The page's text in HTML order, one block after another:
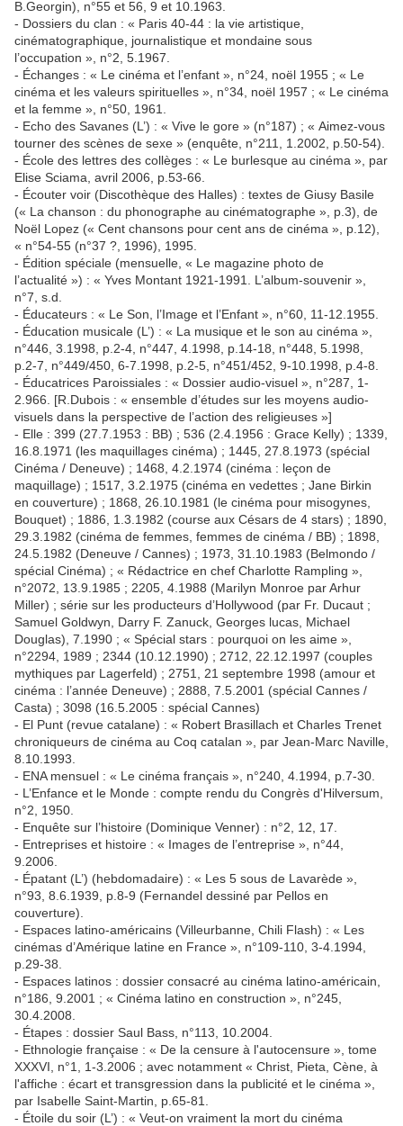
B.Georgin), n°55 et 56, 9 et 10.1963.
- Dossiers du clan : « Paris 40-44 : la vie artistique,
cinématographique, journalistique et mondaine sous
l’occupation », n°2, 5.1967.
- Échanges : « Le cinéma et l’enfant », n°24, noël 1955 ; « Le
cinéma et les valeurs spirituelles », n°34, noël 1957 ; « Le cinéma
et la femme », n°50, 1961.
- Echo des Savanes (L’) : « Vive le gore » (n°187) ; « Aimez-vous
tourner des scènes de sexe » (enquête, n°211, 1.2002, p.50-54).
- École des lettres des collèges : « Le burlesque au cinéma », par
Elise Sciama, avril 2006, p.53-66.
- Écouter voir (Discothèque des Halles) : textes de Giusy Basile
(« La chanson : du phonographe au cinématographe », p.3), de
Noël Lopez (« Cent chansons pour cent ans de cinéma », p.12),
« n°54-55 (n°37 ?, 1996), 1995.
- Édition spéciale (mensuelle, « Le magazine photo de
l’actualité ») : « Yves Montant 1921-1991. L’album-souvenir »,
n°7, s.d.
- Éducateurs : « Le Son, l’Image et l’Enfant », n°60, 11-12.1955.
- Éducation musicale (L’) : « La musique et le son au cinéma »,
n°446, 3.1998, p.2-4, n°447, 4.1998, p.14-18, n°448, 5.1998,
p.2-7, n°449/450, 6-7.1998, p.2-5, n°451/452, 9-10.1998, p.4-8.
- Éducatrices Paroissiales : « Dossier audio-visuel », n°287, 1-
2.966. [R.Dubois : « ensemble d’études sur les moyens audio-
visuels dans la perspective de l’action des religieuses »]
- Elle : 399 (27.7.1953 : BB) ; 536 (2.4.1956 : Grace Kelly) ; 1339,
16.8.1971 (les maquillages cinéma) ; 1445, 27.8.1973 (spécial
Cinéma / Deneuve) ; 1468, 4.2.1974 (cinéma : leçon de
maquillage) ; 1517, 3.2.1975 (cinéma en vedettes ; Jane Birkin
en couverture) ; 1868, 26.10.1981 (le cinéma pour misogynes,
Bouquet) ; 1886, 1.3.1982 (course aux Césars de 4 stars) ; 1890,
29.3.1982 (cinéma de femmes, femmes de cinéma / BB) ; 1898,
24.5.1982 (Deneuve / Cannes) ; 1973, 31.10.1983 (Belmondo /
spécial Cinéma) ; « Rédactrice en chef Charlotte Rampling »,
n°2072, 13.9.1985 ; 2205, 4.1988 (Marilyn Monroe par Arhur
Miller) ; série sur les producteurs d’Hollywood (par Fr. Ducaut ;
Samuel Goldwyn, Darry F. Zanuck, Georges lucas, Michael
Douglas), 7.1990 ; « Spécial stars : pourquoi on les aime »,
n°2294, 1989 ; 2344 (10.12.1990) ; 2712, 22.12.1997 (couples
mythiques par Lagerfeld) ; 2751, 21 septembre 1998 (amour et
cinéma : l’année Deneuve) ; 2888, 7.5.2001 (spécial Cannes /
Casta) ; 3098 (16.5.2005 : spécial Cannes)
- El Punt (revue catalane) : « Robert Brasillach et Charles Trenet
chroniqueurs de cinéma au Coq catalan », par Jean-Marc Naville,
8.10.1993.
- ENA mensuel : « Le cinéma français », n°240, 4.1994, p.7-30.
- L’Enfance et le Monde : compte rendu du Congrès d'Hilversum,
n°2, 1950.
- Enquête sur l’histoire (Dominique Venner) : n°2, 12, 17.
- Entreprises et histoire : « Images de l’entreprise », n°44,
9.2006.
- Épatant (L’) (hebdomadaire) : « Les 5 sous de Lavarède »,
n°93, 8.6.1939, p.8-9 (Fernandel dessiné par Pellos en
couverture).
- Espaces latino-américains (Villeurbanne, Chili Flash) : « Les
cinémas d’Amérique latine en France », n°109-110, 3-4.1994,
p.29-38.
- Espaces latinos : dossier consacré au cinéma latino-américain,
n°186, 9.2001 ; « Cinéma latino en construction », n°245,
30.4.2008.
- Étapes : dossier Saul Bass, n°113, 10.2004.
- Ethnologie française : « De la censure à l'autocensure », tome
XXXVI, n°1, 1-3.2006 ; avec notamment « Christ, Pieta, Cène, à
l'affiche : écart et transgression dans la publicité et le cinéma »,
par Isabelle Saint-Martin, p.65-81.
- Étoile du soir (L’) : « Veut-on vraiment la mort du cinéma